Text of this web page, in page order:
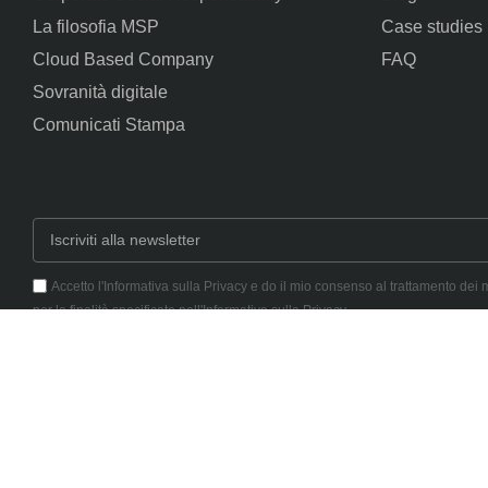
La filosofia MSP
Cloud Based Company
Sovranità digitale
Comunicati Stampa
Case studies
FAQ
Accetto l'Informativa sulla Privacy e do il mio consenso al trattamento dei
per le finalità specificate nell'Informativa sulla Privacy.